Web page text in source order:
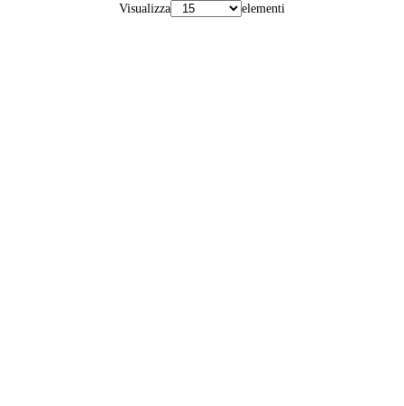
Visualizza elementi